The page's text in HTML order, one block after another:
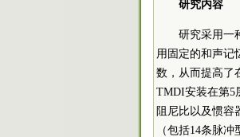
研究内容
研究采用一
用固定的和声记
数，从而提高了
TMDI安装在第5
阻尼比以及惯容
（包括14条脉